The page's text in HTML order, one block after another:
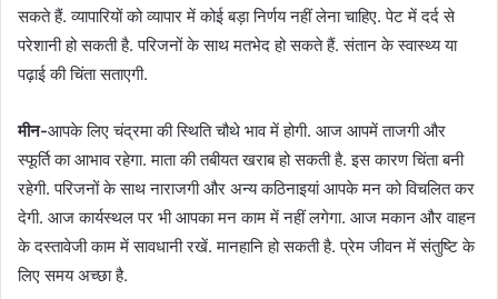
सकते हैं. व्यापारियों को व्यापार में कोई बड़ा निर्णय नहीं लेना चाहिए. पेट में दर्द से
परेशानी हो सकती है. परिजनों के साथ मतभेद हो सकते हैं. संतान के स्वास्थ्य या
पढ़ाई की चिंता सताएगी.
मीन-आपके लिए चंद्रमा की स्थिति चौथे भाव में होगी. आज आपमें ताजगी और
स्फूर्ति का आभाव रहेगा. माता की तबीयत खराब हो सकती है. इस कारण चिंता बनी
रहेगी. परिजनों के साथ नाराजगी और अन्य कठिनाइयां आपके मन को विचलित कर
देगी. आज कार्यस्थल पर भी आपका मन काम में नहीं लगेगा. आज मकान और वाहन
के दस्तावेजी काम में सावधानी रखें. मानहानि हो सकती है. प्रेम जीवन में संतुष्टि के
लिए समय अच्छा है.